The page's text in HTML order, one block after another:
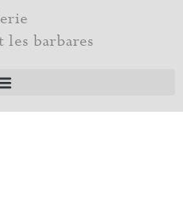
les barbares